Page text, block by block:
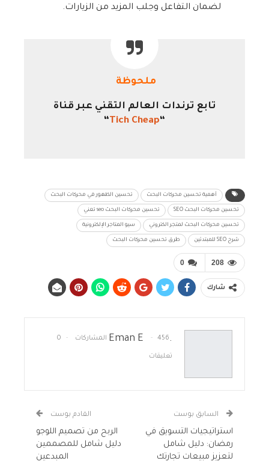
لضمان التفاعل وجلب المزيد من الزيارات.
ملحوظة
تابع ترندات العالم التقني عبر قناة
“
Tich Cheap
“
أهمية تحسين محركات البحث تحسين الظهور في محركات البحث
تحسين محركات البحث SEO تحسين محركات البحث seo تعني
تحسين محركات البحث لمتجر الكتروني سيو المتاجر الإلكترونية
شرح SEO للمبتدئين طرق تحسين محركات البحث
0 208
شارك
.Eman E 456 المشاركات 0
تعليقات
السابق بوست
استراتيجيات التسويق في
رمضان: دليل شامل
لتعزيز مبيعات تجارتك
القادم بوست
الربح من تصميم اللوجو
دليل شامل للمصممين
المبدعين